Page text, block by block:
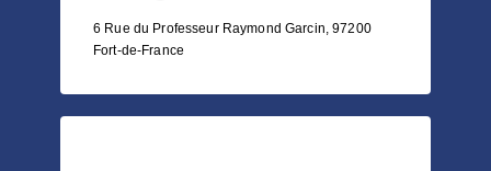
6 Rue du Professeur Raymond Garcin, 97200
Fort-de-France